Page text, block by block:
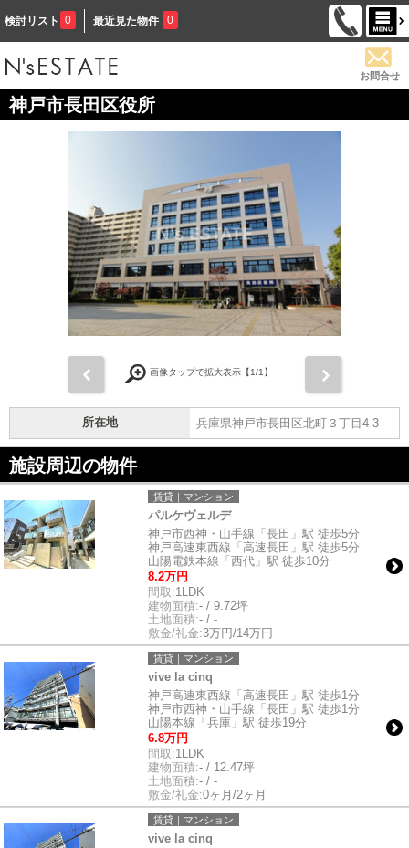
検討リスト 0 最近見た物件 0
お問合せ
神戸市長田区役所
画像タップで拡大表示【1/1】
所在地 兵庫県神戸市長田区北町３丁目4-3
施設周辺の物件
賃貸｜マンション
パルケヴェルデ
神戸市西神・山手線「長田」駅 徒歩5分
神戸高速東西線「高速長田」駅 徒歩5分
山陽電鉄本線「西代」駅 徒歩10分
8.2万円
間取:1LDK
建物面積:- / 9.72坪
土地面積:- / -
敷金/礼金:3万円/14万円
賃貸｜マンション
vive la cinq
神戸高速東西線「高速長田」駅 徒歩1分
神戸市西神・山手線「長田」駅 徒歩1分
山陽本線「兵庫」駅 徒歩19分
6.8万円
間取:1LDK
建物面積:- / 12.47坪
土地面積:- / -
敷金/礼金:0ヶ月/2ヶ月
賃貸｜マンション
vive la cinq